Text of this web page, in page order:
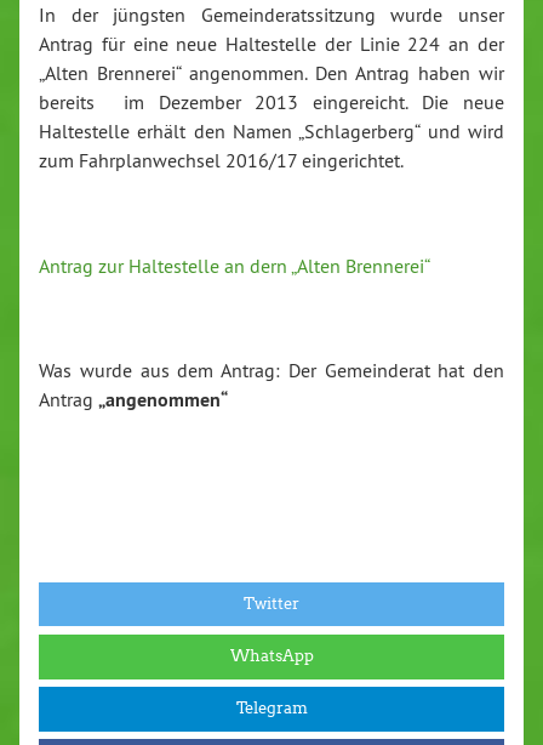
In der jüngsten Gemeinderatssitzung wurde unser
Antrag für eine neue Haltestelle der Linie 224 an der
„Alten Brennerei“ angenommen. Den Antrag haben wir
bereits im Dezember 2013 eingereicht. Die neue
Haltestelle erhält den Namen „Schlagerberg“ und wird
zum Fahrplanwechsel 2016/17 eingerichtet.
Antrag zur Haltestelle an dern „Alten Brennerei“
Was wurde aus dem Antrag: Der Gemeinderat hat den
Antrag „angenommen“
Twitter
WhatsApp
Telegram